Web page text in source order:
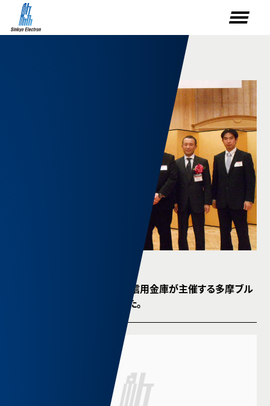
弊社製品 μVOICOM が多摩信用金庫が主催する多摩ブル
ー賞 最優秀賞に選ばれました。